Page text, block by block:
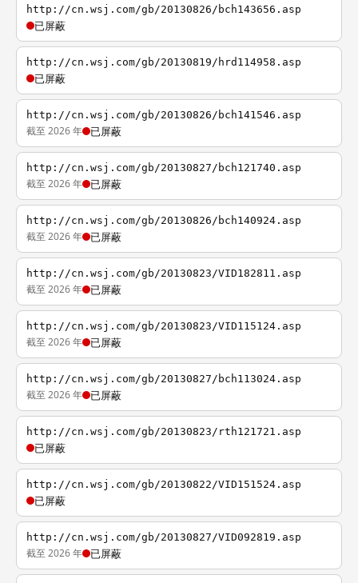
http://cn.wsj.com/gb/20130826/bch143656.asp
已屏蔽
http://cn.wsj.com/gb/20130819/hrd114958.asp
已屏蔽
http://cn.wsj.com/gb/20130826/bch141546.asp
截至 2026 年 已屏蔽
http://cn.wsj.com/gb/20130827/bch121740.asp
截至 2026 年 已屏蔽
http://cn.wsj.com/gb/20130826/bch140924.asp
截至 2026 年 已屏蔽
http://cn.wsj.com/gb/20130823/VID182811.asp
截至 2026 年 已屏蔽
http://cn.wsj.com/gb/20130823/VID115124.asp
截至 2026 年 已屏蔽
http://cn.wsj.com/gb/20130827/bch113024.asp
截至 2026 年 已屏蔽
http://cn.wsj.com/gb/20130823/rth121721.asp
已屏蔽
http://cn.wsj.com/gb/20130822/VID151524.asp
已屏蔽
http://cn.wsj.com/gb/20130827/VID092819.asp
截至 2026 年 已屏蔽